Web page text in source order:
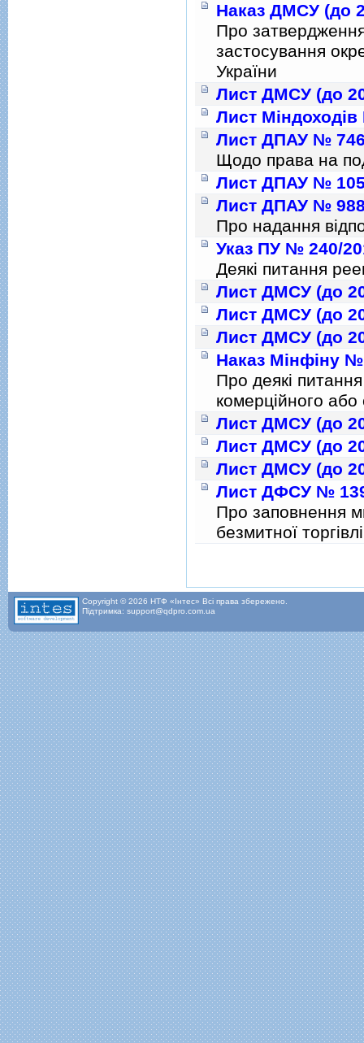
Наказ ДМСУ (до
Про
застосування
України
Лист ДМСУ (до
Лист Мiндоходiв
Лист ДПАУ №
Щодо права на
Лист ДПАУ №
Лист ДПАУ №
Про надання
Указ ПУ № 240/
Деякi питання
Лист ДМСУ (до
Лист ДМСУ (до
Лист ДМСУ (до
Наказ Мінфіну №
Про деякi питання
комерцiйного або
Лист ДМСУ (до
Лист ДМСУ (до
Лист ДМСУ (до
Лист ДФСУ №
Про заповнення
безмитної торгiвлi
Copyright © 2026 НТФ «Інтес» Всі права збережено.
Підтримка: support@qdpro.com.ua